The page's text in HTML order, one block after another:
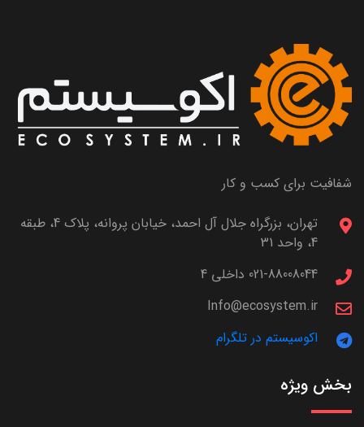
شفافیت برای کسب و کار
تهران، بزرگراه جلال آل احمد، خیابان پروانه، پلاک 4، طبقه
4، واحد 31
021-88008044 داخلی 4
Info@ecosystem.ir
اکوسیستم در تلگرام
بخش ویژه